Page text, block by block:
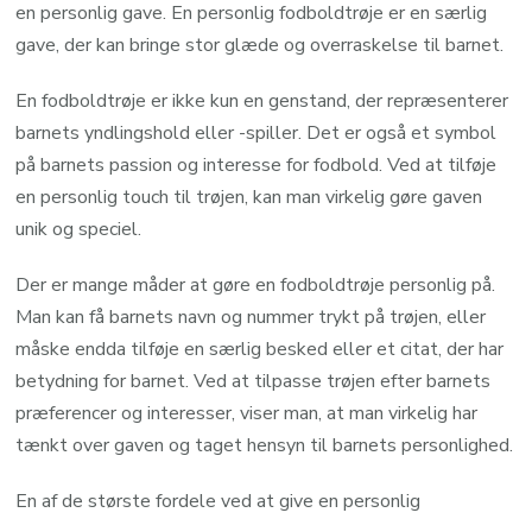
en personlig gave. En personlig fodboldtrøje er en særlig
gave, der kan bringe stor glæde og overraskelse til barnet.
En fodboldtrøje er ikke kun en genstand, der repræsenterer
barnets yndlingshold eller -spiller. Det er også et symbol
på barnets passion og interesse for fodbold. Ved at tilføje
en personlig touch til trøjen, kan man virkelig gøre gaven
unik og speciel.
Der er mange måder at gøre en fodboldtrøje personlig på.
Man kan få barnets navn og nummer trykt på trøjen, eller
måske endda tilføje en særlig besked eller et citat, der har
betydning for barnet. Ved at tilpasse trøjen efter barnets
præferencer og interesser, viser man, at man virkelig har
tænkt over gaven og taget hensyn til barnets personlighed.
En af de største fordele ved at give en personlig